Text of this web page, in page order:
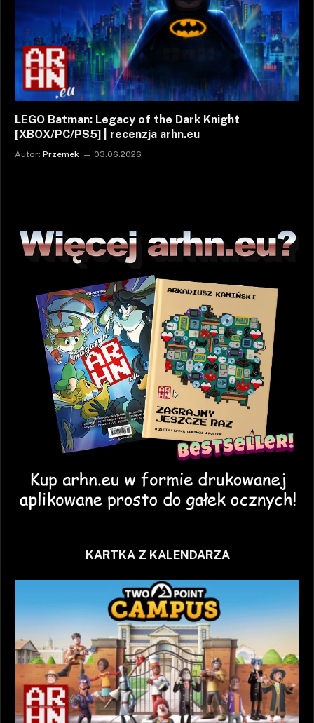
LEGO Batman: Legacy of the Dark Knight
[XBOX/PC/PS5] | recenzja arhn.eu
Autor: Przemek 03.06.2026
KARTKA Z KALENDARZA